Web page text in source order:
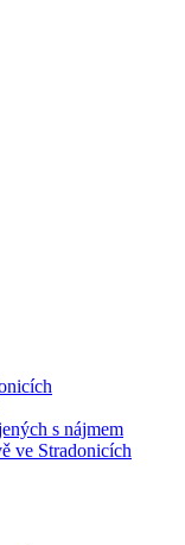
s nájmem
ve Stradonicích